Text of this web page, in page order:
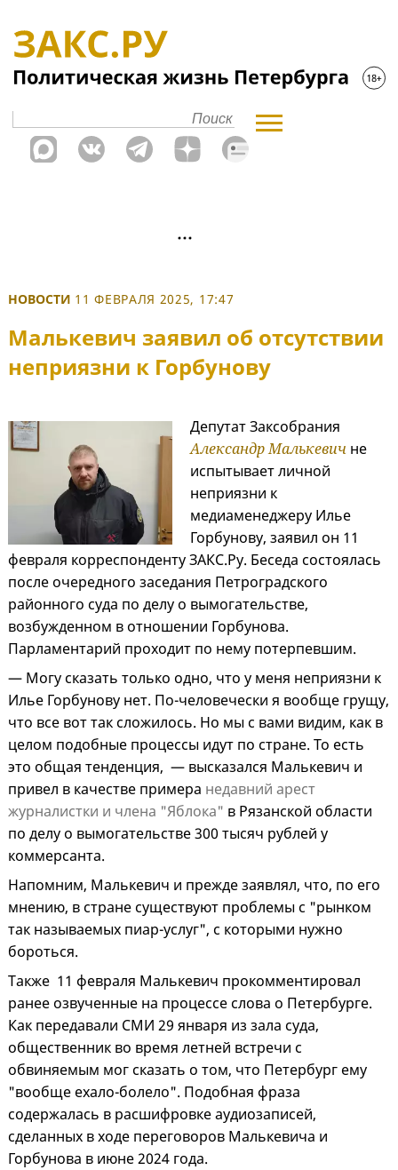
НОВОСТИ 11 ФЕВРАЛЯ 2025, 17:47
Малькевич заявил об отсутствии
неприязни к Горбунову
Депутат Заксобрания
Александр Малькевичне
испытывает личной
неприязни к
медиаменеджеру Илье
Горбунову, заявил он 11
февраля корреспонденту ЗАКС.Ру. Беседа состоялась
после очередного заседания Петроградского
районного суда по делу о вымогательстве,
возбужденном в отношении Горбунова.
Парламентарий проходит по нему потерпевшим.
— Могу сказать только одно, что у меня неприязни к
Илье Горбунову нет. По-человечески я вообще грущу,
что все вот так сложилось. Но мы с вами видим, как в
целом подобные процессы идут по стране. То есть
это общая тенденция, — высказался Малькевич и
привел в качестве примера недавний арест
журналистки и члена "Яблока" в Рязанской области
по делу о вымогательстве 300 тысяч рублей у
коммерсанта.
Напомним, Малькевич и прежде заявлял, что, по его
мнению, в стране существуют проблемы с "рынком
так называемых пиар-услуг", с которыми нужно
бороться.
Также 11 февраля Малькевич прокомментировал
ранее озвученные на процессе слова о Петербурге.
Как передавали СМИ 29 января из зала суда,
общественник во время летней встречи с
обвиняемым мог сказать о том, что Петербург ему
"вообще ехало-болело". Подобная фраза
содержалась в расшифровке аудиозаписей,
сделанных в ходе переговоров Малькевича и
Горбунова в июне 2024 года.